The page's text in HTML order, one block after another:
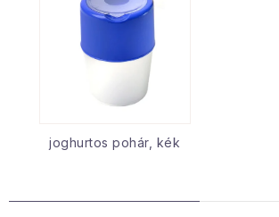
joghurtos pohár, kék